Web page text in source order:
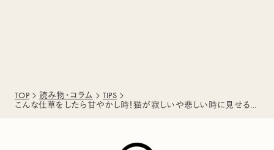
TOP 読み物・コラム
TIPS
こんな仕草をしたら甘やかし時！猫が寂しいや悲しい時に見せる4つのサイン